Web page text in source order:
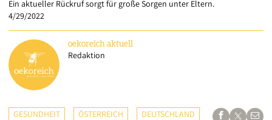
Ein aktueller Rückruf sorgt für große Sorgen unter Eltern.
4/29/2022
oekoreich aktuell
Redaktion
GESUNDHEIT ÖSTERREICH DEUTSCHLAND